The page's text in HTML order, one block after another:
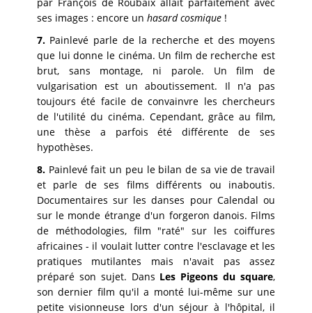
ses images : encore un hasard cosmique!
7.Painlevé parle de la recherche et des moyens
que lui donne le cinéma. Un film de recherche est
brut, sans montage, ni parole. Un film de
vulgarisation est un aboutissement. Il n'a pas
toujours été facile de convainvre les chercheurs
de l'utilité du cinéma. Cependant, grâce au film,
une thèse a parfois été différente de ses
hypothèses.
8. Painlevé fait un peu le bilan de sa vie de travail
et parle de ses films différents ou inaboutis.
Documentaires sur les danses pour Calendal ou
sur le monde étrange d'un forgeron danois. Films
de méthodologies, film "raté" sur les coiffures
africaines - il voulait lutter contre l'esclavage et les
pratiques mutilantes mais n'avait pas assez
préparé son sujet. Dans Les Pigeons du square,
son dernier film qu'il a monté lui-même sur une
petite visionneuse lors d'un séjour à l'hôpital, il